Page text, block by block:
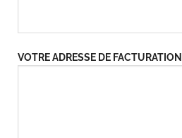
VOTRE ADRESSE DE FACTURATION